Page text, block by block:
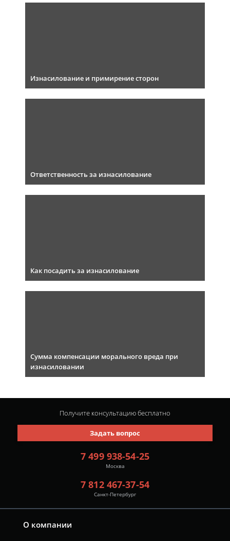
Изнасилование и примирение сторон
Ответственность за изнасилование
Как посадить за изнасилование
Сумма компенсации морального вреда при
изнасиловании
О компании
7 499 938-54-25
Москва
7 812 467-37-54
Санкт-Петербург
Задать вопрос
Получите консультациюбесплатно